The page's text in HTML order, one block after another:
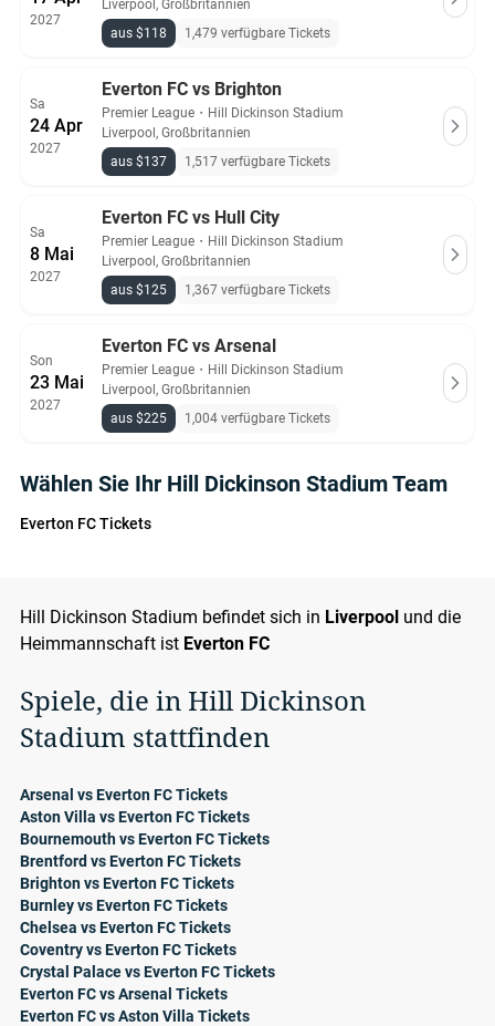
2027
Liverpool, Großbritannien
aus $118
1,479 verfügbare Tickets
Sa
24 Apr
2027
Everton FC vs Brighton
Premier League ・ Hill Dickinson Stadium
Liverpool, Großbritannien
aus $137
1,517 verfügbare Tickets
Sa
8 Mai
2027
Everton FC vs Hull City
Premier League ・ Hill Dickinson Stadium
Liverpool, Großbritannien
aus $125
1,367 verfügbare Tickets
Son
23 Mai
2027
Everton FC vs Arsenal
Premier League ・ Hill Dickinson Stadium
Liverpool, Großbritannien
aus $225
1,004 verfügbare Tickets
Wählen Sie Ihr Hill Dickinson Stadium Team
Everton FC Tickets
Hill Dickinson Stadium befindet sich in Liverpool und die
Heimmannschaft ist Everton FC
Spiele, die in Hill Dickinson
Stadium stattfinden
Arsenal vs Everton FC Tickets
Aston Villa vs Everton FC Tickets
Bournemouth vs Everton FC Tickets
Brentford vs Everton FC Tickets
Brighton vs Everton FC Tickets
Burnley vs Everton FC Tickets
Chelsea vs Everton FC Tickets
Coventry vs Everton FC Tickets
Crystal Palace vs Everton FC Tickets
Everton FC vs Arsenal Tickets
Everton FC vs Aston Villa Tickets